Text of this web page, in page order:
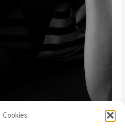
Cookies
Alba Novoa